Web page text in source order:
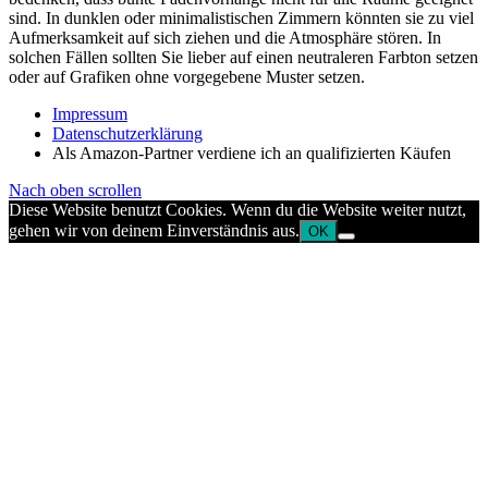
sind. In dunklen oder minimalistischen Zimmern könnten sie zu viel
Aufmerksamkeit auf sich ziehen und die Atmosphäre stören. In
solchen Fällen sollten Sie lieber auf einen neutraleren Farbton setzen
oder auf Grafiken ohne vorgegebene Muster setzen.
Impressum
Datenschutzerklärung
Als Amazon-Partner verdiene ich an qualifizierten Käufen
Nach oben scrollen
Diese Website benutzt Cookies. Wenn du die Website weiter nutzt,
gehen wir von deinem Einverständnis aus. OK